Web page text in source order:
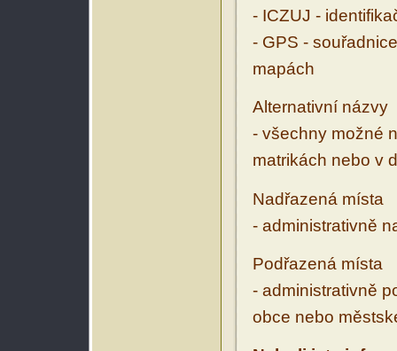
- ICZUJ -
- GPS -
mapách
Alternativní názvy
- všechny možné
matrikách nebo v
Nadřazená místa
- administrativně
Podřazená místa
- administrativně
obce nebo